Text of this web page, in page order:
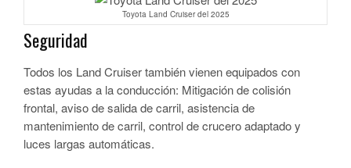
Toyota Land Cruiser del 2025
Seguridad
Todos los Land Cruiser también vienen equipados con
estas ayudas a la conducción: Mitigación de colisión
frontal, aviso de salida de carril, asistencia de
mantenimiento de carril, control de crucero adaptado y
luces largas automáticas.